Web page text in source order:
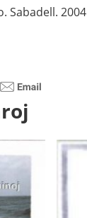
Sabadell. 2004